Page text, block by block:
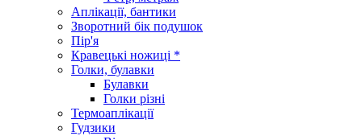
Аплікації, бантики
Зворотний бік подушок
Пір'я
Кравецькі ножиці *
Голки, булавки
Булавки
Голки різні
Термоаплікації
Гудзики